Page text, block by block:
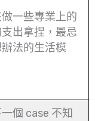
一些專業上的
出拿捏，最忌
法的生活模
個 case 不知